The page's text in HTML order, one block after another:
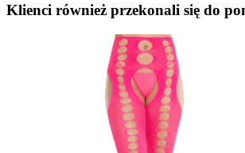
Klienci również przekonali się do